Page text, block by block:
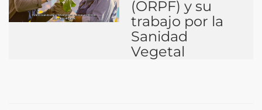
(ORPF) y su
trabajo por la
Sanidad
Vegetal